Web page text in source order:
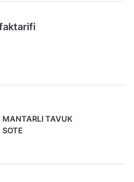
MANTARLI TAVUK
SOTE